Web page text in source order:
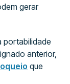
gerar
portabilidade
anterior,
que